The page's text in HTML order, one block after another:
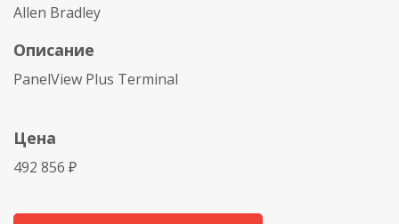
Allen Bradley
Описание
PanelView Plus Terminal
Цена
492 856 ₽